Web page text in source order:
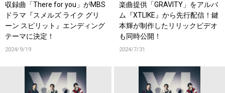
収録曲「There for you」がMBS
ドラマ『スメルズ ライク グリ
ーン スピリット』エンディング
テーマに決定！
2024/9/19
楽曲提供「GRAVITY」をアルバ
ム『XTLIKE』から先行配信！鍵
本輝が制作したリリックビデオ
も同時公開！
2024/7/31